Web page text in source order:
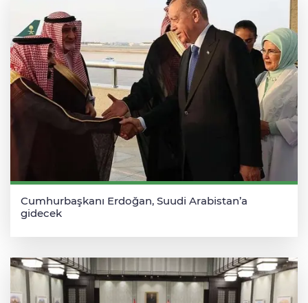
Cumhurbaşkanı Erdoğan, Suudi Arabistan’a
gidecek